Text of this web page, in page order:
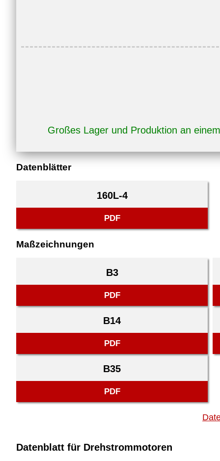
Großes Lager und Produktion an
Datenblätter
160L-4
PDF
Maßzeichnungen
B3
PDF
B14
PDF
B35
PDF
Datenblatt für Drehstrommotoren